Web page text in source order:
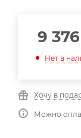
9 376
Нет в
Хочу в
Можно